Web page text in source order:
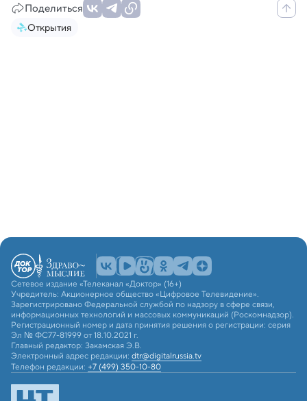
Поделиться
Открытия
Сетевое издание «Телеканал «Доктор» (16+)
Учредитель: Акционерное общество «Цифровое Телевидение».
Зарегистрировано Федеральной службой по надзору в сфере связи,
информационных технологий и массовых коммуникаций (Роскомнадзор).
Регистрационный номер и дата принятия решения о регистрации: серия
Эл № ФС77-81999 от 18.10.2021 г.
Главный редактор: Закамская Э.В.
Электронный адрес редакции: dtr@digitalrussia.tv
Телефон редакции: +7 (499) 350-10-80